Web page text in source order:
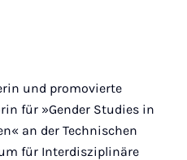
und promovierte
für »Gender Studies in
an der Technischen
für Interdisziplinäre